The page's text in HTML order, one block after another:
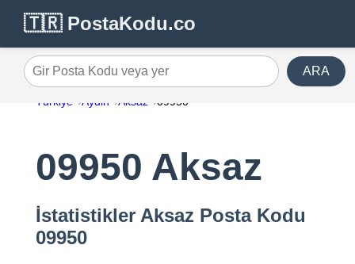
🇹🇷 PostaKodu.co
Gir Posta Kodu veya yer ARA
Türkiye Aydin Aksaz 09950
09950 Aksaz
İstatistikler Aksaz Posta Kodu
09950